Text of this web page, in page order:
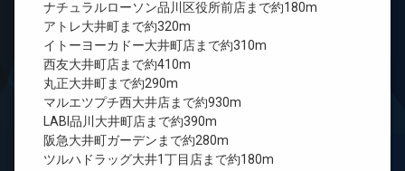
ナチュラルローソン品川区役所前店まで約180m
アトレ大井町まで約320m
イトーヨーカドー大井町店まで約310m
西友大井町店まで約410m
丸正大井町まで約290m
マルエツプチ西大井店まで約930m
LABI品川大井町店まで約390m
阪急大井町ガーデンまで約280m
ツルハドラッグ大井1丁目店まで約180m